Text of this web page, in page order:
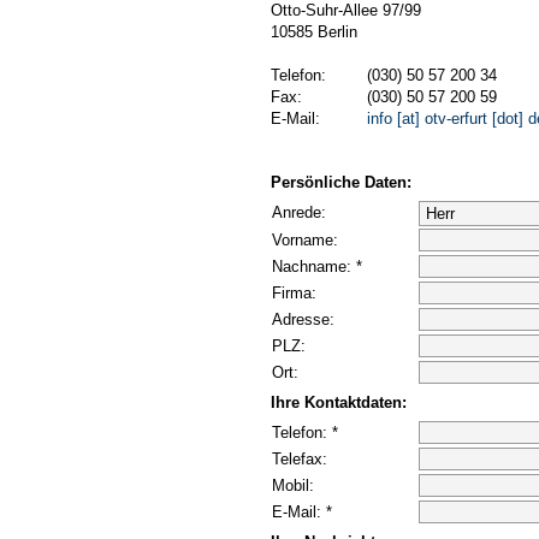
Otto-Suhr-Allee 97/99
10585 Berlin
Telefon:
(030) 50 57 200 34
Fax:
(030) 50 57 200 59
E-Mail:
info [at] otv-erfurt [dot]
Persönliche Daten:
Anrede:
Vorname:
Nachname: *
Firma:
Adresse:
PLZ:
Ort:
Ihre Kontaktdaten:
Telefon: *
Telefax:
Mobil:
E-Mail: *